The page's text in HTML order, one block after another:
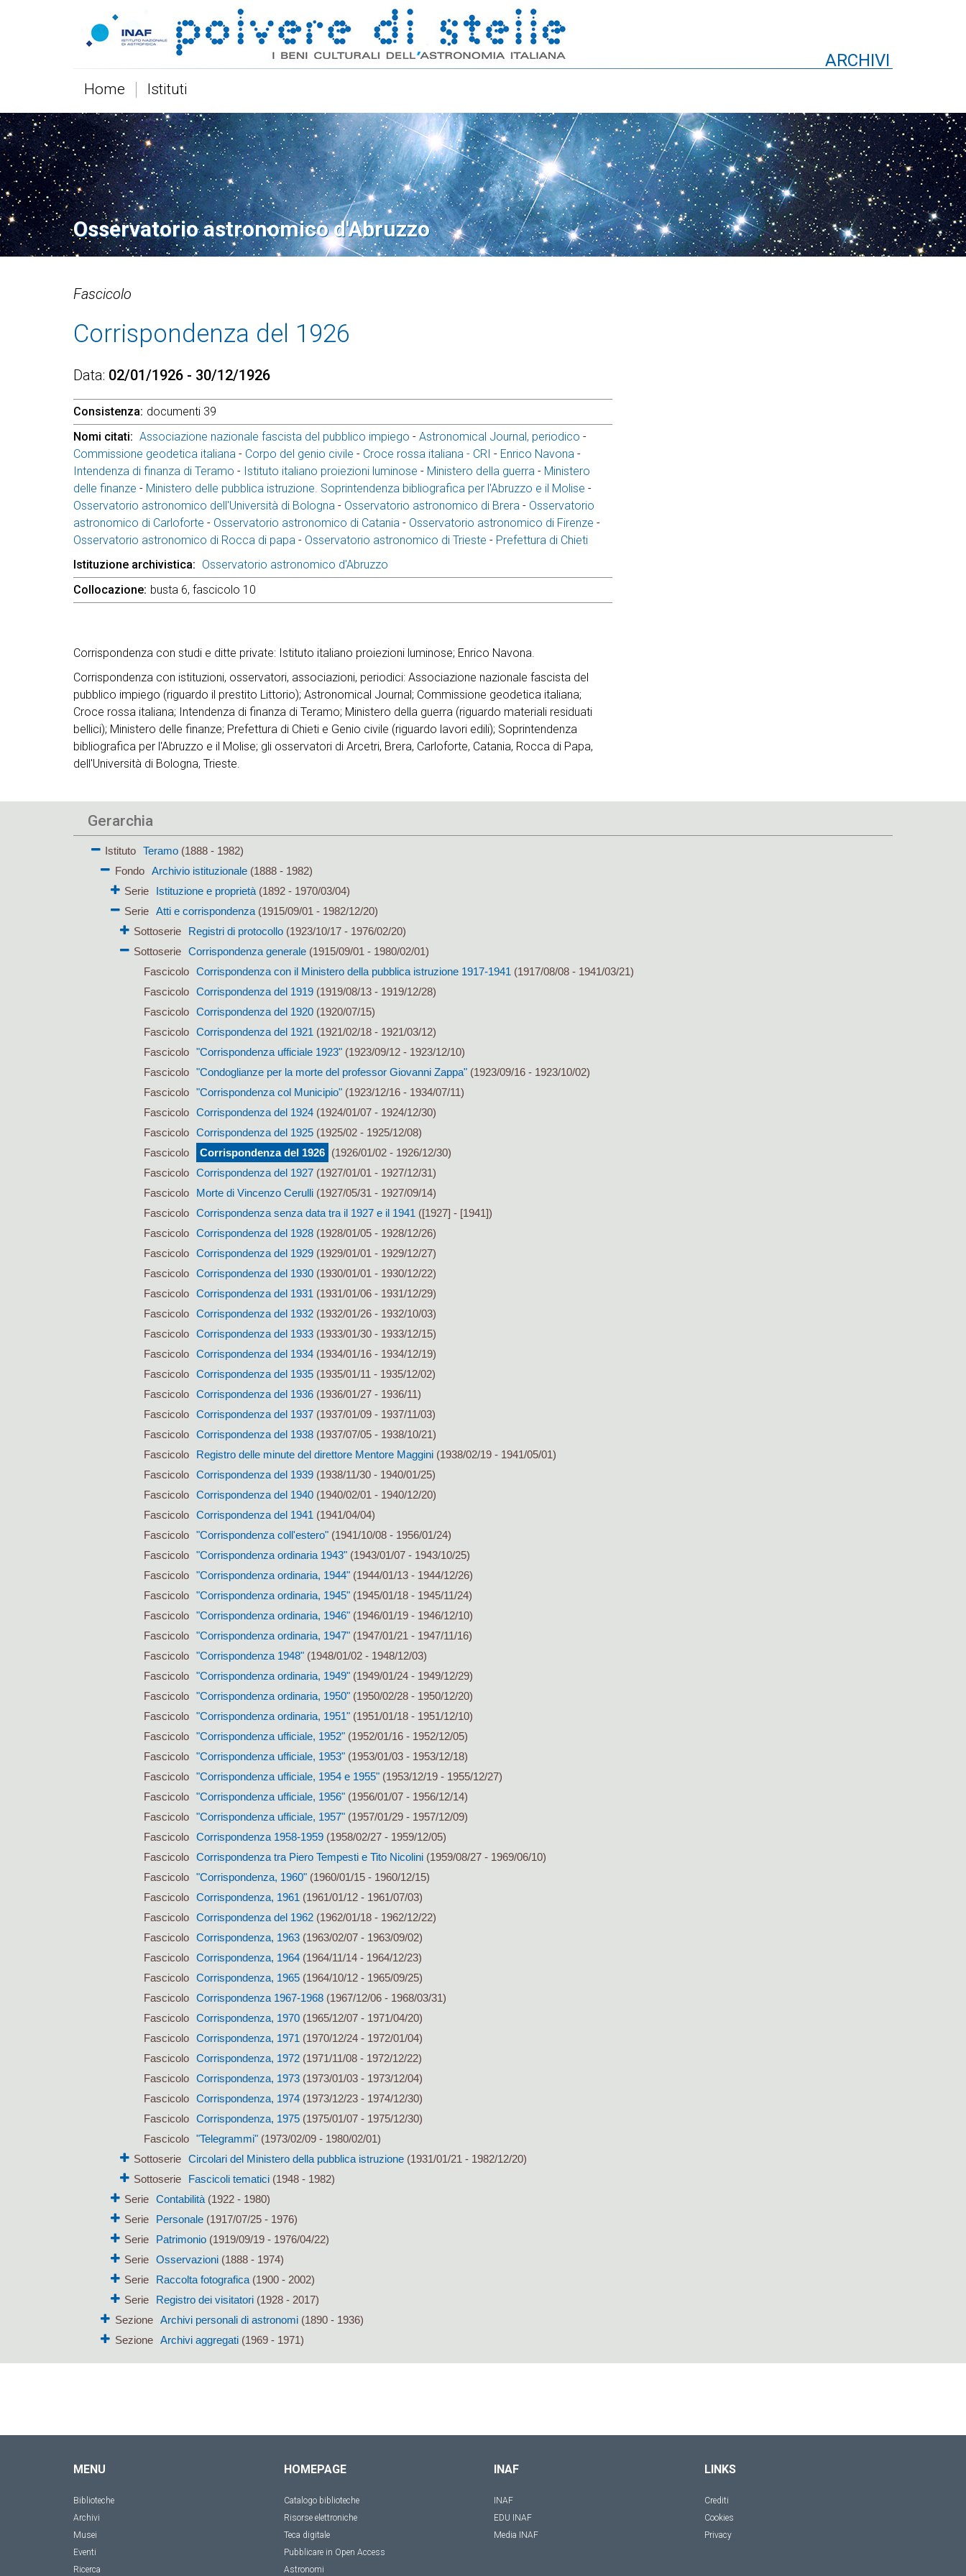
ARCHIVI
Home Istituti
Osservatorio astronomico d'Abruzzo
Fascicolo
Corrispondenza del 1926
Data 02/01/1926 - 30/12/1926
Consistenza documenti 39
Nomi citati
Associazione nazionale fascista del pubblico impiego - Astronomical Journal, periodico -
Commissione geodetica italiana - Corpo del genio civile - Croce rossa italiana - CRI - Enrico Navona -
Intendenza di finanza di Teramo - Istituto italiano proiezioni luminose - Ministero della guerra - Ministero
delle finanze - Ministero delle pubblica istruzione. Soprintendenza bibliografica per l'Abruzzo e il Molise -
Osservatorio astronomico dell'Università di Bologna - Osservatorio astronomico di Brera - Osservatorio
astronomico di Carloforte - Osservatorio astronomico di Catania - Osservatorio astronomico di Firenze -
Osservatorio astronomico di Rocca di papa - Osservatorio astronomico di Trieste - Prefettura di Chieti
Istituzione archivistica
Osservatorio astronomico d'Abruzzo
Collocazione busta 6, fascicolo 10
Corrispondenza con studi e ditte private: Istituto italiano proiezioni luminose; Enrico Navona.
Corrispondenza con istituzioni, osservatori, associazioni, periodici: Associazione nazionale fascista del
pubblico impiego (riguardo il prestito Littorio); Astronomical Journal; Commissione geodetica italiana;
Croce rossa italiana; Intendenza di finanza di Teramo; Ministero della guerra (riguardo materiali residuati
bellici); Ministero delle finanze; Prefettura di Chieti e Genio civile (riguardo lavori edili); Soprintendenza
bibliografica per l'Abruzzo e il Molise; gli osservatori di Arcetri, Brera, Carloforte, Catania, Rocca di Papa,
dell'Università di Bologna, Trieste.
Gerarchia
Istituto Teramo (1888 - 1982)
Fondo
Archivio istituzionale(1888 - 1982)
Serie
Istituzione e proprietà(1892 - 1970/03/04)
Serie Atti e corrispondenza(1915/09/01 - 1982/12/20)
Sottoserie
Registri di protocollo (1923/10/17 - 1976/02/20)
Sottoserie
Corrispondenza generale (1915/09/01 - 1980/02/01)
Fascicolo
Corrispondenza con il Ministero della pubblica istruzione 1917-1941 (1917/08/08 - 1941/03/21)
Fascicolo
Corrispondenza del 1919(1919/08/13 - 1919/12/28)
Fascicolo
Corrispondenza del 1920(1920/07/15)
Fascicolo
Corrispondenza del 1921 (1921/02/18 - 1921/03/12)
Fascicolo
"Corrispondenza ufficiale 1923"(1923/09/12 - 1923/12/10)
Fascicolo
"Condoglianze per la morte del professor Giovanni Zappa"(1923/09/16 - 1923/10/02)
Fascicolo
"Corrispondenza col Municipio"(1923/12/16 - 1934/07/11)
Fascicolo
Corrispondenza del 1924(1924/01/07 - 1924/12/30)
Fascicolo
Corrispondenza del 1925(1925/02 - 1925/12/08)
Fascicolo
Corrispondenza del 1926
(1926/01/02 - 1926/12/30)
Fascicolo
Corrispondenza del 1927(1927/01/01 - 1927/12/31)
Fascicolo
Morte di Vincenzo Cerulli(1927/05/31 - 1927/09/14)
Fascicolo
Corrispondenza senza data tra il 1927 e il 1941 ([1927] - [1941])
Fascicolo
Corrispondenza del 1928(1928/01/05 - 1928/12/26)
Fascicolo
Corrispondenza del 1929(1929/01/01 - 1929/12/27)
Fascicolo
Corrispondenza del 1930(1930/01/01 - 1930/12/22)
Fascicolo
Corrispondenza del 1931 (1931/01/06 - 1931/12/29)
Fascicolo
Corrispondenza del 1932(1932/01/26 - 1932/10/03)
Fascicolo
Corrispondenza del 1933(1933/01/30 - 1933/12/15)
Fascicolo
Corrispondenza del 1934(1934/01/16 - 1934/12/19)
Fascicolo
Corrispondenza del 1935(1935/01/11 - 1935/12/02)
Fascicolo
Corrispondenza del 1936(1936/01/27 - 1936/11)
Fascicolo
Corrispondenza del 1937(1937/01/09 - 1937/11/03)
Fascicolo
Corrispondenza del 1938(1937/07/05 - 1938/10/21)
Fascicolo
Registro delle minute del direttore Mentore Maggini(1938/02/19 - 1941/05/01)
Fascicolo
Corrispondenza del 1939(1938/11/30 - 1940/01/25)
Fascicolo
Corrispondenza del 1940(1940/02/01 - 1940/12/20)
Fascicolo
Corrispondenza del 1941 (1941/04/04)
Fascicolo
"Corrispondenza coll'estero"(1941/10/08 - 1956/01/24)
Fascicolo
"Corrispondenza ordinaria 1943"(1943/01/07 - 1943/10/25)
Fascicolo
"Corrispondenza ordinaria, 1944"(1944/01/13 - 1944/12/26)
Fascicolo
"Corrispondenza ordinaria, 1945"(1945/01/18 - 1945/11/24)
Fascicolo
"Corrispondenza ordinaria, 1946"(1946/01/19 - 1946/12/10)
Fascicolo
"Corrispondenza ordinaria, 1947"(1947/01/21 - 1947/11/16)
Fascicolo
"Corrispondenza 1948"(1948/01/02 - 1948/12/03)
Fascicolo
"Corrispondenza ordinaria, 1949"(1949/01/24 - 1949/12/29)
Fascicolo
"Corrispondenza ordinaria, 1950"(1950/02/28 - 1950/12/20)
Fascicolo
"Corrispondenza ordinaria, 1951"(1951/01/18 - 1951/12/10)
Fascicolo
"Corrispondenza ufficiale, 1952"(1952/01/16 - 1952/12/05)
Fascicolo
"Corrispondenza ufficiale, 1953"(1953/01/03 - 1953/12/18)
Fascicolo
"Corrispondenza ufficiale, 1954 e 1955"(1953/12/19 - 1955/12/27)
Fascicolo
"Corrispondenza ufficiale, 1956"(1956/01/07 - 1956/12/14)
Fascicolo
"Corrispondenza ufficiale, 1957"(1957/01/29 - 1957/12/09)
Fascicolo
Corrispondenza 1958-1959(1958/02/27 - 1959/12/05)
Fascicolo
Corrispondenza tra Piero Tempesti e Tito Nicolini(1959/08/27 - 1969/06/10)
Fascicolo
"Corrispondenza, 1960"(1960/01/15 - 1960/12/15)
Fascicolo
Corrispondenza, 1961 (1961/01/12 - 1961/07/03)
Fascicolo
Corrispondenza del 1962(1962/01/18 - 1962/12/22)
Fascicolo
Corrispondenza, 1963(1963/02/07 - 1963/09/02)
Fascicolo
Corrispondenza, 1964(1964/11/14 - 1964/12/23)
Fascicolo
Corrispondenza, 1965(1964/10/12 - 1965/09/25)
Fascicolo
Corrispondenza 1967-1968(1967/12/06 - 1968/03/31)
Fascicolo
Corrispondenza, 1970(1965/12/07 - 1971/04/20)
Fascicolo
Corrispondenza, 1971 (1970/12/24 - 1972/01/04)
Fascicolo
Corrispondenza, 1972(1971/11/08 - 1972/12/22)
Fascicolo
Corrispondenza, 1973(1973/01/03 - 1973/12/04)
Fascicolo
Corrispondenza, 1974(1973/12/23 - 1974/12/30)
Fascicolo
Corrispondenza, 1975(1975/01/07 - 1975/12/30)
Fascicolo
"Telegrammi"(1973/02/09 - 1980/02/01)
Sottoserie
Circolari del Ministero della pubblica istruzione (1931/01/21 - 1982/12/20)
Sottoserie
Fascicoli tematici (1948 - 1982)
Serie Contabilità(1922 - 1980)
Serie
Personale(1917/07/25 - 1976)
Serie
Patrimonio(1919/09/19 - 1976/04/22)
Serie Osservazioni(1888 - 1974)
Serie
Raccolta fotografica(1900 - 2002)
Serie
Registro dei visitatori(1928 - 2017)
Sezione
Archivi personali di astronomi(1890 - 1936)
Sezione
Archivi aggregati(1969 - 1971)
MENU
Biblioteche
Archivi
Musei
Eventi
Ricerca
HOMEPAGE
Catalogo biblioteche
Risorse elettroniche
Teca digitale
Pubblicare in Open Access
Astronomi
INAF
INAF
EDU INAF
Media INAF
LINKS
Crediti
Cookies
Privacy